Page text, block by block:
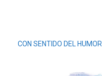
CON SENTIDO DEL HUMOR